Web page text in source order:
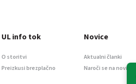
UL info tok
O storitvi
Preizkusi brezplačno
Novice
Aktualni članki
Naroči se na novice